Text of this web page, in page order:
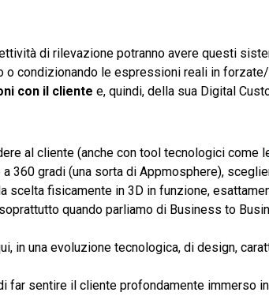
di rilevazione potranno avere questi
condizionando le espressioni reali in forzate/
con il cliente e, quindi, della sua Digital
al cliente (anche con tool tecnologici come
360 gradi (una sorta di Appmosphere),
scelta fisicamente in 3D in funzione,
quando parliamo di Business to
in una evoluzione tecnologica, di design,
far sentire il cliente profondamente immerso in